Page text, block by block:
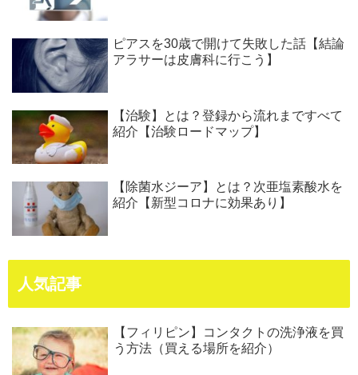
ピアスを30歳で開けて失敗した話【結論
アラサーは皮膚科に行こう】
【治験】とは？登録から流れまですべて
紹介【治験ロードマップ】
【除菌水ジーア】とは？次亜塩素酸水を
紹介【新型コロナに効果あり】
人気記事
【フィリピン】コンタクトの洗浄液を買
う方法（買える場所を紹介）